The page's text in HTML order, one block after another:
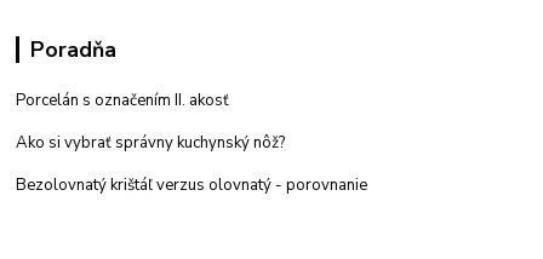
Poradňa
Porcelán s označením II. akosť
Ako si vybrať správny kuchynský nôž?
Bezolovnatý krištáľ verzus olovnatý - porovnanie